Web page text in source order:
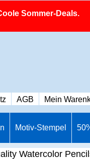
Sommer-Deals.
AGB Mein
Motiv-Stempel
Watercolor